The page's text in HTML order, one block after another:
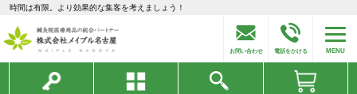
時間は有限。より効果的な集客を考えましょう！
お問い合わせ 電話をかける MENU